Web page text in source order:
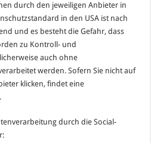
durch den jeweiligen Anbieter in
in den USA ist nach
und es besteht die Gefahr, dass
zu Kontroll- und
auch ohne
werden. Sofern Sie nicht auf
klicken, findet eine
durch die Social-